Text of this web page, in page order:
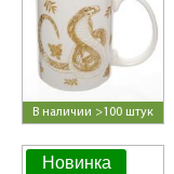
В наличии >100 штук
Новинка